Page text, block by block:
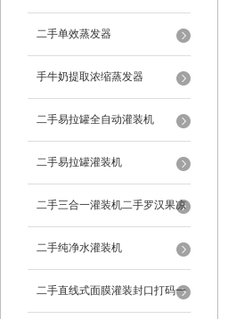
二手单效蒸发器
手牛奶提取浓缩蒸发器
二手易拉罐全自动灌装机
二手易拉罐灌装机
二手三合一灌装机二手罗汉果凉
茶灌装机
二手纯净水灌装机
二手直线式面膜灌装封口打码一